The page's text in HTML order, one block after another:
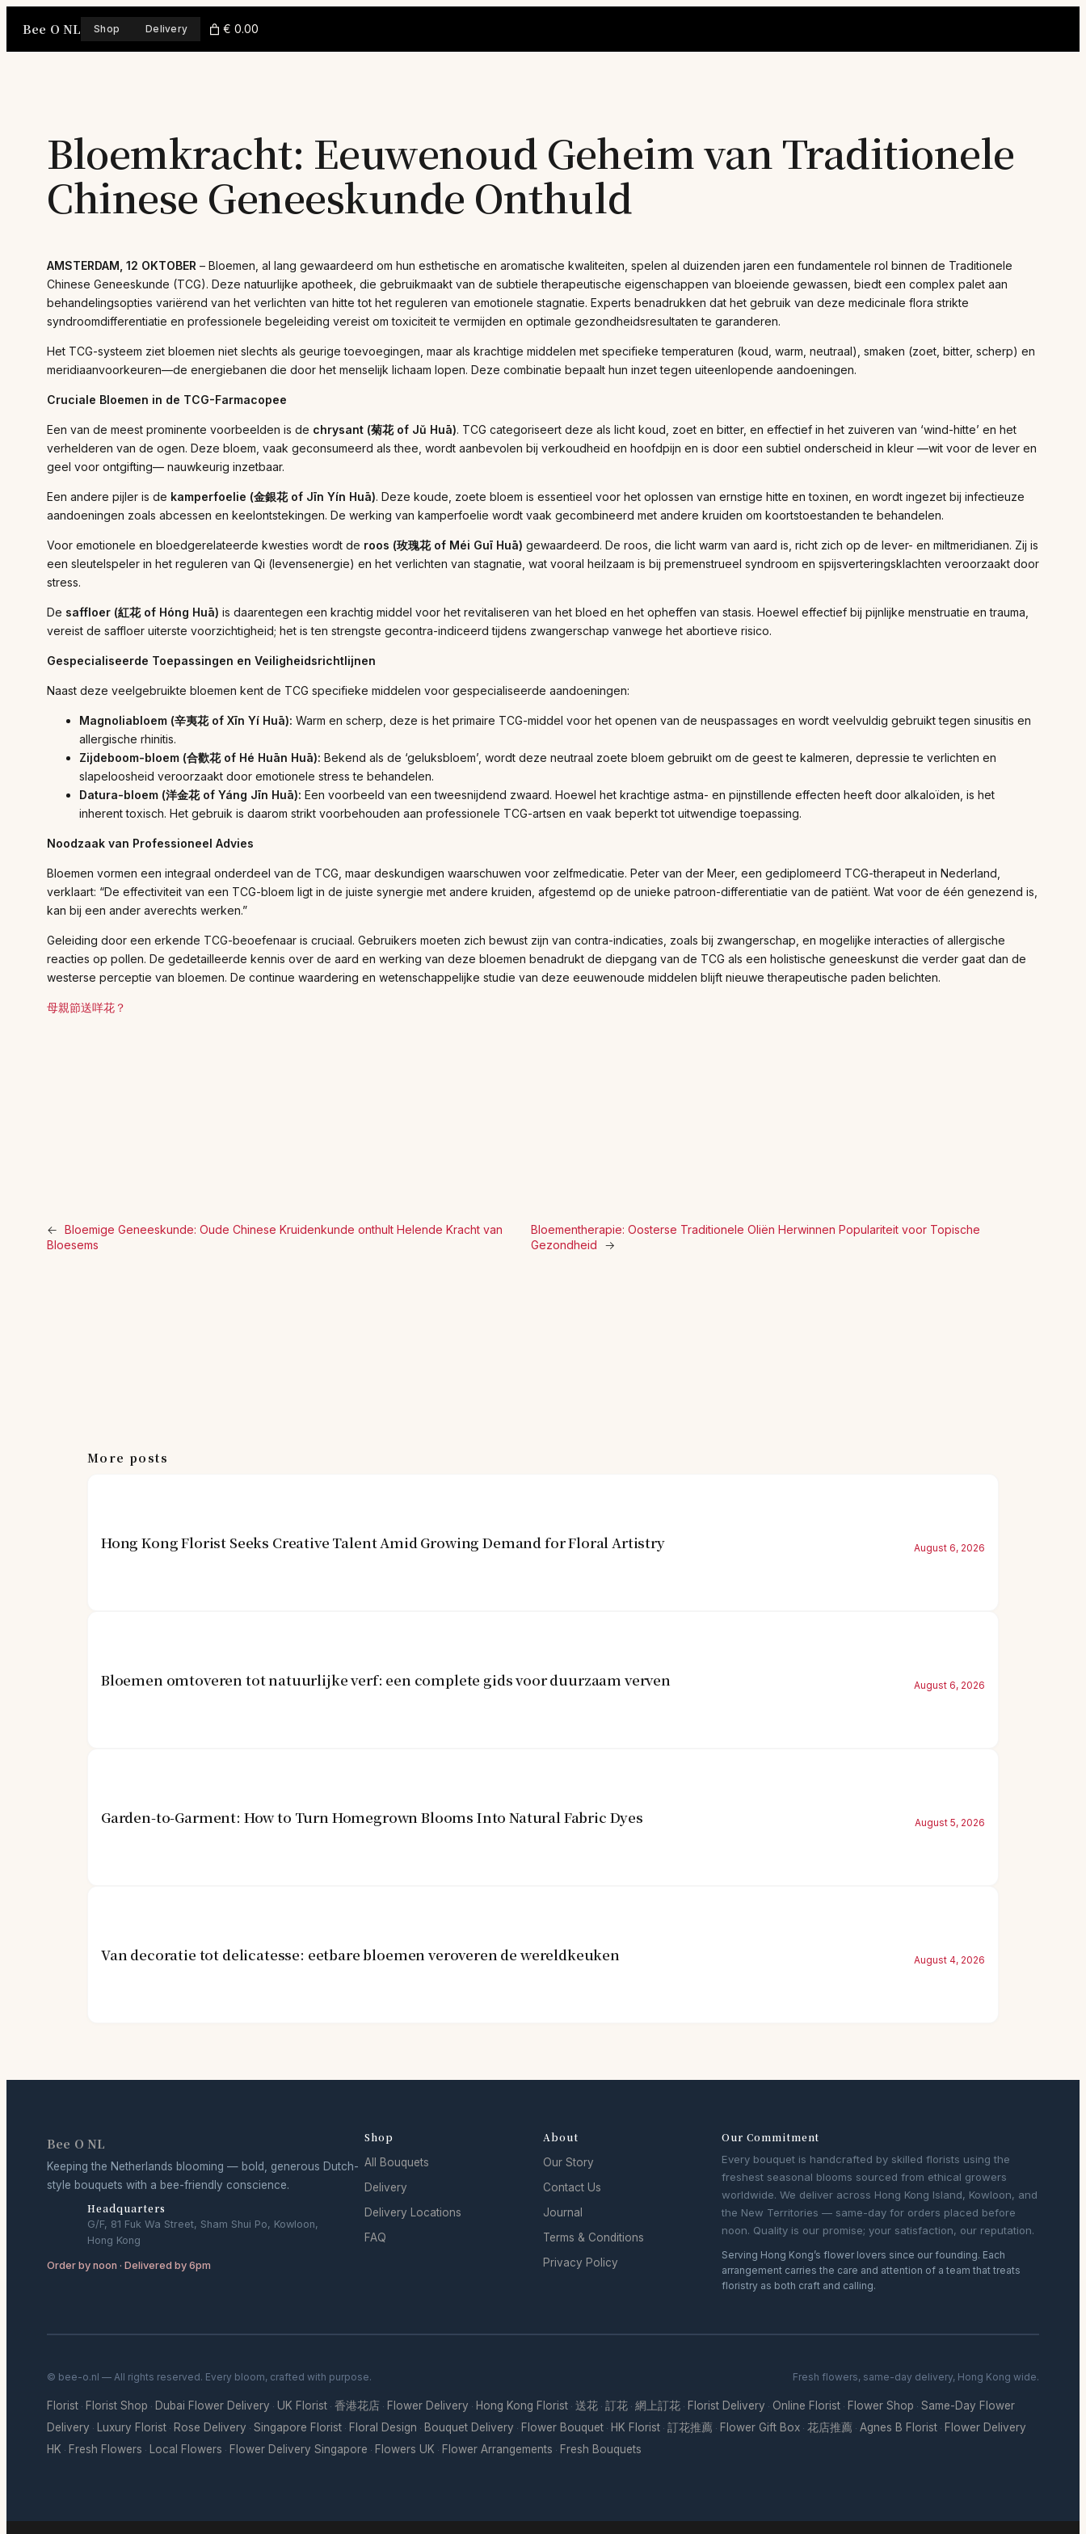
Bee O NL Shop Delivery € 0.00
Bloemkracht: Eeuwenoud Geheim van Traditionele
Chinese Geneeskunde Onthuld
AMSTERDAM, 12 OKTOBER – Bloemen, al lang gewaardeerd om hun esthetische en aromatische kwaliteiten, spelen al duizenden jaren een fundamentele rol binnen de Traditionele
Chinese Geneeskunde (TCG). Deze natuurlijke apotheek, die gebruikmaakt van de subtiele therapeutische eigenschappen van bloeiende gewassen, biedt een complex palet aan
behandelingsopties variërend van het verlichten van hitte tot het reguleren van emotionele stagnatie. Experts benadrukken dat het gebruik van deze medicinale flora strikte
syndroomdifferentiatie en professionele begeleiding vereist om toxiciteit te vermijden en optimale gezondheidsresultaten te garanderen.
Het TCG-systeem ziet bloemen niet slechts als geurige toevoegingen, maar als krachtige middelen met specifieke temperaturen (koud, warm, neutraal), smaken (zoet, bitter, scherp) en
meridiaanvoorkeuren—de energiebanen die door het menselijk lichaam lopen. Deze combinatie bepaalt hun inzet tegen uiteenlopende aandoeningen.
Cruciale Bloemen in de TCG-Farmacopee
Een van de meest prominente voorbeelden is de chrysant (菊花 of Jǔ Huā). TCG categoriseert deze als licht koud, zoet en bitter, en effectief in het zuiveren van ‘wind-hitte’ en het
verhelderen van de ogen. Deze bloem, vaak geconsumeerd als thee, wordt aanbevolen bij verkoudheid en hoofdpijn en is door een subtiel onderscheid in kleur —wit voor de lever en
geel voor ontgifting— nauwkeurig inzetbaar.
Een andere pijler is de kamperfoelie (金銀花 of Jīn Yín Huā). Deze koude, zoete bloem is essentieel voor het oplossen van ernstige hitte en toxinen, en wordt ingezet bij infectieuze
aandoeningen zoals abcessen en keelontstekingen. De werking van kamperfoelie wordt vaak gecombineerd met andere kruiden om koortstoestanden te behandelen.
Voor emotionele en bloedgerelateerde kwesties wordt de roos (玫瑰花 of Méi Guī Huā) gewaardeerd. De roos, die licht warm van aard is, richt zich op de lever- en miltmeridianen. Zij is
een sleutelspeler in het reguleren van Qi (levensenergie) en het verlichten van stagnatie, wat vooral heilzaam is bij premenstrueel syndroom en spijsverteringsklachten veroorzaakt door
stress.
De saffloer (紅花 of Hóng Huā) is daarentegen een krachtig middel voor het revitaliseren van het bloed en het opheffen van stasis. Hoewel effectief bij pijnlijke menstruatie en trauma,
vereist de saffloer uiterste voorzichtigheid; het is ten strengste gecontra-indiceerd tijdens zwangerschap vanwege het abortieve risico.
Gespecialiseerde Toepassingen en Veiligheidsrichtlijnen
Naast deze veelgebruikte bloemen kent de TCG specifieke middelen voor gespecialiseerde aandoeningen:
Magnoliabloem (辛夷花 of Xīn Yí Huā): Warm en scherp, deze is het primaire TCG-middel voor het openen van de neuspassages en wordt veelvuldig gebruikt tegen sinusitis en
allergische rhinitis.
Zijdeboom-bloem (合歡花 of Hé Huān Huā): Bekend als de ‘geluksbloem’, wordt deze neutraal zoete bloem gebruikt om de geest te kalmeren, depressie te verlichten en
slapeloosheid veroorzaakt door emotionele stress te behandelen.
Datura-bloem (洋金花 of Yáng Jīn Huā): Een voorbeeld van een tweesnijdend zwaard. Hoewel het krachtige astma- en pijnstillende effecten heeft door alkaloïden, is het
inherent toxisch. Het gebruik is daarom strikt voorbehouden aan professionele TCG-artsen en vaak beperkt tot uitwendige toepassing.
Noodzaak van Professioneel Advies
Bloemen vormen een integraal onderdeel van de TCG, maar deskundigen waarschuwen voor zelfmedicatie. Peter van der Meer, een gediplomeerd TCG-therapeut in Nederland,
verklaart: “De effectiviteit van een TCG-bloem ligt in de juiste synergie met andere kruiden, afgestemd op de unieke patroon-differentiatie van de patiënt. Wat voor de één genezend is,
kan bij een ander averechts werken.”
Geleiding door een erkende TCG-beoefenaar is cruciaal. Gebruikers moeten zich bewust zijn van contra-indicaties, zoals bij zwangerschap, en mogelijke interacties of allergische
reacties op pollen. De gedetailleerde kennis over de aard en werking van deze bloemen benadrukt de diepgang van de TCG als een holistische geneeskunst die verder gaat dan de
westerse perceptie van bloemen. De continue waardering en wetenschappelijke studie van deze eeuwenoude middelen blijft nieuwe therapeutische paden belichten.
母親節送咩花？
← Bloemige Geneeskunde: Oude Chinese Kruidenkunde onthult Helende Kracht van
Bloesems
Bloementherapie: Oosterse Traditionele Oliën Herwinnen Populariteit voor Topische
Gezondheid
→
More posts
Hong Kong Florist Seeks Creative Talent Amid Growing Demand for Floral Artistry August 6, 2026
Bloemen omtoveren tot natuurlijke verf: een complete gids voor duurzaam verven August 6, 2026
Garden-to-Garment: How to Turn Homegrown Blooms Into Natural Fabric Dyes August 5, 2026
Van decoratie tot delicatesse: eetbare bloemen veroveren de wereldkeuken August 4, 2026
Bee O NL
Keeping the Netherlands blooming — bold, generous Dutch-
style bouquets with a bee-friendly conscience.
Headquarters
G/F, 81 Fuk Wa Street, Sham Shui Po, Kowloon,
Hong Kong
Order by noon · Delivered by 6pm
Shop
All Bouquets
Delivery
Delivery Locations
FAQ
About
Our Story
Contact Us
Journal
Terms & Conditions
Privacy Policy
Our Commitment
Every bouquet is handcrafted by skilled florists using the
freshest seasonal blooms sourced from ethical growers
worldwide. We deliver across Hong Kong Island, Kowloon, and
the New Territories — same-day for orders placed before
noon. Quality is our promise; your satisfaction, our reputation.
Serving Hong Kong’s flower lovers since our founding. Each
arrangement carries the care and attention of a team that treats
floristry as both craft and calling.
© bee-o.nl — All rights reserved. Every bloom, crafted with purpose. Fresh flowers, same-day delivery, Hong Kong wide.
Florist · Florist Shop · Dubai Flower Delivery · UK Florist · 香港花店 · Flower Delivery · Hong Kong Florist · 送花 · 訂花 · 網上訂花 · Florist Delivery · Online Florist · Flower Shop · Same-Day Flower
Delivery · Luxury Florist · Rose Delivery · Singapore Florist · Floral Design · Bouquet Delivery · Flower Bouquet · HK Florist · 訂花推薦 · Flower Gift Box · 花店推薦 · Agnes B Florist · Flower Delivery
HK · Fresh Flowers · Local Flowers · Flower Delivery Singapore · Flowers UK · Flower Arrangements · Fresh Bouquets